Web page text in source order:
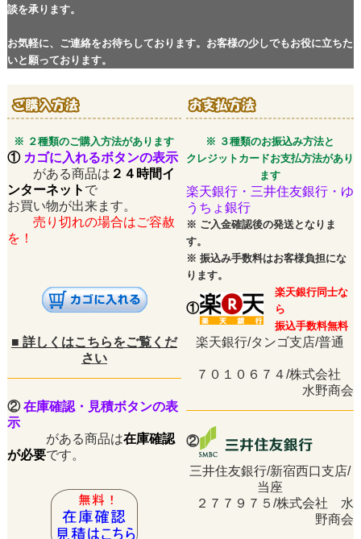
談を承ります。
お気軽に、ご連絡をお待ちしております。お客様の少しでもお役に立ちた
いと願っております。
※ ２種類のご購入方法があります
※ ３種類のお振込み方法と
クレジットカードお支払方法があり
ます
① カゴに入れるボタンの表示
がある商品は ２４時間イ
ンターネット で
お買い物が出来ます。
売り切れの場合はご容赦
を！
楽天銀行・三井住友銀行・ゆ
うちょ銀行
※ ご入金確認後の発送となりま
す。
※ 振込み手数料はお客様負担にな
ります。
①
楽天銀行同士な
ら
振込手数料無料
■ 詳しくはこちらをご覧くだ
さい
楽天銀行/タンゴ支店/普通
７０１０６７４/株式会社
水野商会
②在庫確認・見積ボタンの表
示
がある商品は在庫確認
が必要です。
②
三井住友銀行/新宿西口支店/
当座
２７７９７５/株式会社 水
野商会